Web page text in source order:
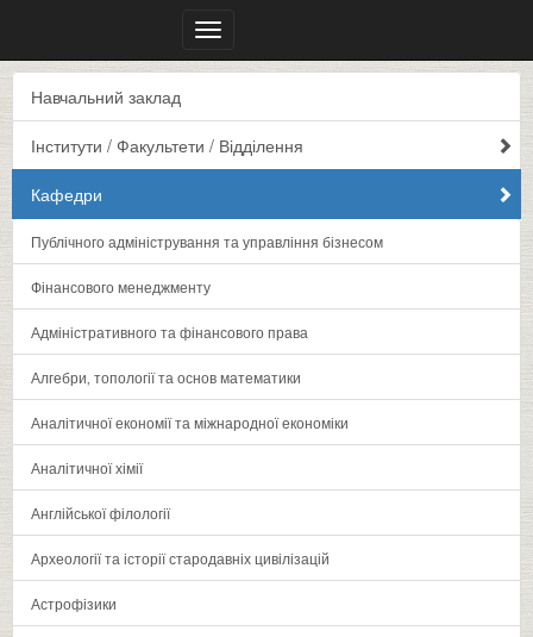
Меню
Навчальний заклад
Інститути / Факультети / Відділення
Кафедри
Публічного адміністрування та управління бізнесом
Фінансового менеджменту
Адміністративного та фінансового права
Алгебри‚ топології та основ математики
Аналітичної економії та міжнародної економіки
Аналітичної хімії
Англійської філології
Археології та історії стародавніх цивілізацій
Астрофізики